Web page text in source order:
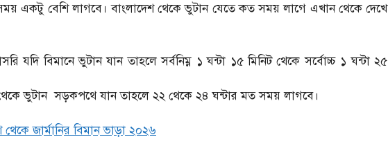
একটু বেশি লাগবে। বাংলাদেশ থেকে ভুটান যেতে কত সময় লাগে এখান থেকে দেখে
যদি বিমানে ভুটান যান তাহলে সর্বনিম্ন ১ ঘন্টা ১৫ মিনিট থেকে সর্বোচ্চ ১ ঘন্টা ২৫
ভুটান সড়কপথে যান তাহলে ২২ থেকে ২৪ ঘন্টার মত সময় লাগবে।
থেকে জার্মানির বিমান ভাড়া ২০২৬